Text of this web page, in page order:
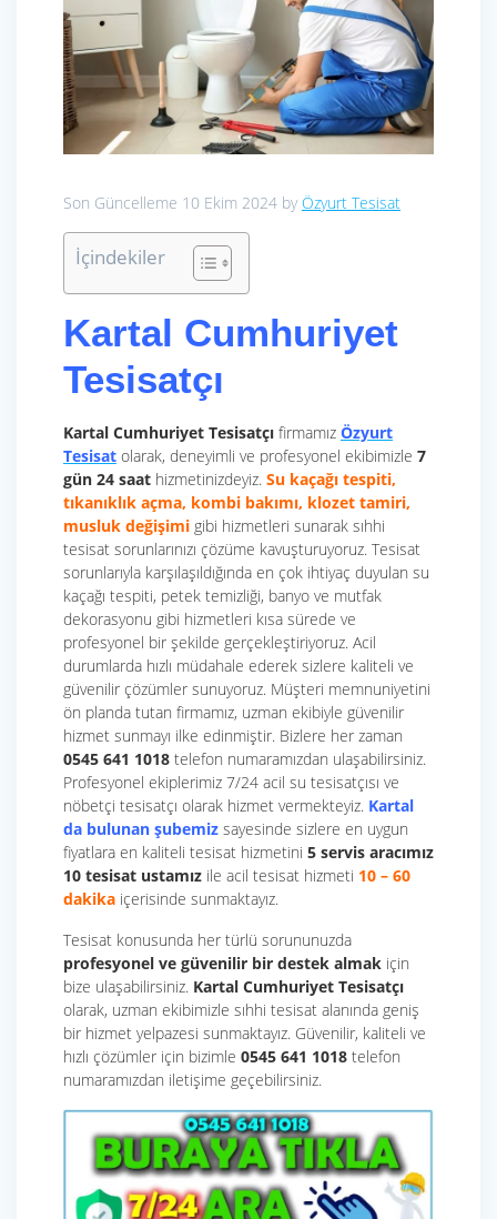
Son Güncelleme 10 Ekim 2024 by Özyurt Tesisat
İçindekiler
Kartal Cumhuriyet
Tesisatçı
Kartal Cumhuriyet Tesisatçı firmamız Özyurt
Tesisat olarak, deneyimli ve profesyonel ekibimizle 7
gün 24 saat hizmetinizdeyiz. Su kaçağı tespiti,
tıkanıklık açma, kombi bakımı, klozet tamiri,
musluk değişimi gibi hizmetleri sunarak sıhhi
tesisat sorunlarınızı çözüme kavuşturuyoruz. Tesisat
sorunlarıyla karşılaşıldığında en çok ihtiyaç duyulan su
kaçağı tespiti, petek temizliği, banyo ve mutfak
dekorasyonu gibi hizmetleri kısa sürede ve
profesyonel bir şekilde gerçekleştiriyoruz. Acil
durumlarda hızlı müdahale ederek sizlere kaliteli ve
güvenilir çözümler sunuyoruz. Müşteri memnuniyetini
ön planda tutan firmamız, uzman ekibiyle güvenilir
hizmet sunmayı ilke edinmiştir. Bizlere her zaman
0545 641 1018 telefon numaramızdan ulaşabilirsiniz.
Profesyonel ekiplerimiz 7/24 acil su tesisatçısı ve
nöbetçi tesisatçı olarak hizmet vermekteyiz. Kartal
da bulunan şubemiz sayesinde sizlere en uygun
fiyatlara en kaliteli tesisat hizmetini 5 servis aracımız
10 tesisat ustamız ile acil tesisat hizmeti 10 – 60
dakika içerisinde sunmaktayız.
Tesisat konusunda her türlü sorununuzda
profesyonel ve güvenilir bir destek almak için
bize ulaşabilirsiniz. Kartal Cumhuriyet Tesisatçı
olarak, uzman ekibimizle sıhhi tesisat alanında geniş
bir hizmet yelpazesi sunmaktayız. Güvenilir, kaliteli ve
hızlı çözümler için bizimle 0545 641 1018 telefon
numaramızdan iletişime geçebilirsiniz.